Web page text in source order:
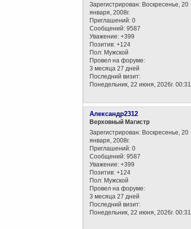
Зарегистрирован: Воскресенье, 20
января, 2008г.
Приглашений: 0
Сообщений: 9587
Уважение: +399
Позитив: +124
Пол: Мужской
Провел на форуме:
3 месяца 27 дней
Последний визит:
Понедельник, 22 июня, 2026г. 00:31
Александр2312
Верховный Магистр
Зарегистрирован: Воскресенье, 20
января, 2008г.
Приглашений: 0
Сообщений: 9587
Уважение: +399
Позитив: +124
Пол: Мужской
Провел на форуме:
3 месяца 27 дней
Последний визит:
Понедельник, 22 июня, 2026г. 00:31